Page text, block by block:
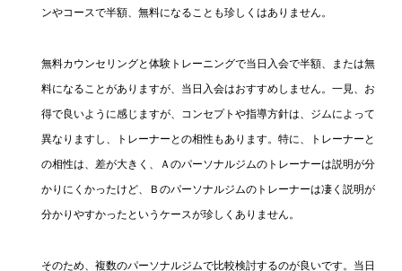
ンやコースで半額、無料になることも珍しくはありません。
無料カウンセリングと体験トレーニングで当日入会で半額、または無
料になることがありますが、当日入会はおすすめしません。一見、お
得で良いように感じますが、コンセプトや指導方針は、ジムによって
異なりますし、トレーナーとの相性もあります。特に、トレーナーと
の相性は、差が大きく、Ａのパーソナルジムのトレーナーは説明が分
かりにくかったけど、Ｂのパーソナルジムのトレーナーは凄く説明が
分かりやすかったというケースが珍しくありません。
そのため、複数のパーソナルジムで比較検討するのが良いです。当日